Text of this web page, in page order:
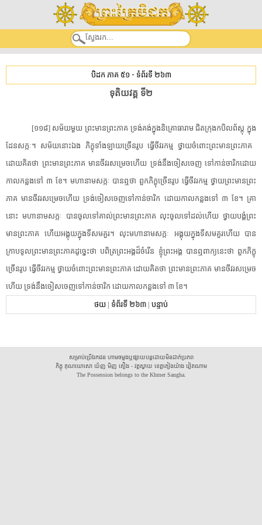
បិដក ភាគ ៥១ - ទំព័រទី ២៦៣
ទុតិយវគ្គ​ ​ទី២​
[​១១៨​]​ ​សម័យមួយ​ ​ព្រះមានព្រះភាគ​ ​ទ្រង់​គង់​ក្នុង​និគ្រោធារាម​ ​ជិត​ក្រុង​កបិល​ព័ស្តុ​ ​ក្នុង​
ដែន​សក្កៈ​។​ ​សម័យ​នោះ​ឯង​ ​ភិក្ខុ​ទាំងឡាយ​ច្រើន​រូប​ ​ធ្វើ​ចីវរ​កម្ម​ ​ថ្វាយ​ចំពោះ​ព្រះមានព្រះភាគ​ ​
ដោយ​គិតថា​ ​ព្រះមានព្រះភាគ​ ​មាន​ចីវរ​សម្រេច​ហើយ​ ​ទ្រង់​នឹង​ចៀសចេញ​ ​ទៅកាន់​ចារិក​ដោយ​
កាល​កន្លងទៅ​ ​៣​ ​ខែ​។​ ​មហា​នាម​សក្កៈ​ ​បានឮ​ថា​ ​ពួក​ភិក្ខុ​ច្រើន​រូប​ ​ធ្វើ​ចីវរ​កម្ម​ ​ថ្វាយព្រះ​មាន​ព្រះ​
ភាគ​ ​មាន​ចីវរ​សម្រេច​ហើយ​ ​ទ្រង់​ចៀសចេញ​ទៅកាន់​ចារិក​ ​ដោយ​កាល​កន្លងទៅ​ ​៣​ ​ខែ​។​ ​គ្រា
នោះ​ ​មហា​នាម​សក្កៈ​ ​បាន​ចូល​ទៅ​គាល់​ព្រះមានព្រះភាគ​ ​លុះ​ចូល​ទៅដល់​ហើយ​ ​ថ្វាយបង្គំ​ព្រះ
មានព្រះភាគ​ ​ហើយ​អង្គុយ​ក្នុង​ទីសម​គួរ​។​ ​លុះ​មហា​នាម​សក្កៈ​ ​អង្គុយ​ក្នុង​ទីសម​គួរ​ហើយ​ ​បាន​
ក្រាបទូល​ព្រះមានព្រះភាគ​ដូច្នេះ​ថា​ ​បពិត្រ​ព្រះអង្គ​ដ៏​ចំរើន​ ​ខ្ញុំ​ព្រះអង្គ​ ​បានឮ​ពាក្យ​នេះ​ថា​ ​ពួក​ភិក្ខុ​
ច្រើន​រូប​ ​ធ្វើ​ចីវរ​កម្ម​ ​ថ្វាយ​ចំពោះ​ព្រះមានព្រះភាគ​ ​ដោយ​គិតថា​ ​ព្រះមានព្រះភាគ​ ​មាន​ចីវរ​សម្រេច​
ហើយ​ ​ទ្រង់​នឹង​ចៀសចេញ​ទៅកាន់​ចារិក​ ​ដោយ​កាល​កន្លងទៅ​ ​៣​ ​ខែ​។​ ​
ថយ | ទំព័រទី ២៦៣ | បន្ទាប់
សម្រាប់ប្រើឯកជន ហាមចម្លងឬផ្សាយបន្តដោយមិនដាក់ប្រភព
ភិក្ខុ គុណឃោសោ យ័ញ មិញ គឿង - វត្តស្វាយ ខេត្តគៀងយ៉ាង វៀតណាម
The Possession belongs to the Khmer Sangha.